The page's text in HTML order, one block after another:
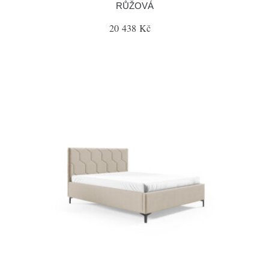
RŮŽOVÁ
20 438 Kč